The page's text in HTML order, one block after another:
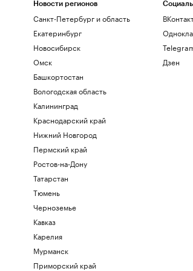
Новости регионов
Санкт-Петербург и область
Екатеринбург
Новосибирск
Омск
Башкортостан
Вологодская область
Калининград
Краснодарский край
Нижний Новгород
Пермский край
Ростов-на-Дону
Татарстан
Тюмень
Черноземье
Кавказ
Карелия
Мурманск
Приморский край
Дзен